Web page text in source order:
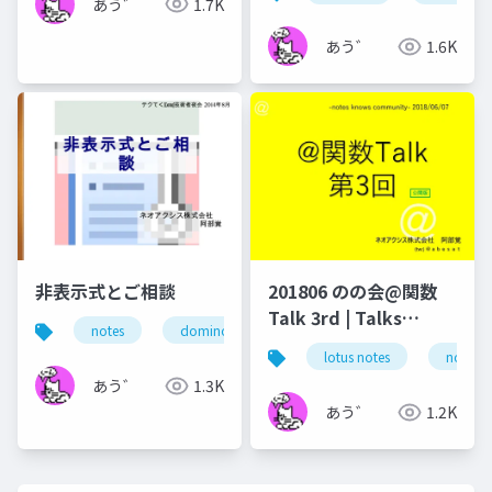
あう゛ 1.6K
非表示式とご相談
notes domino ノーツ ドミノ
あう゛ 1.3K
201806 のの会@関数
Talk 3rd | Talks
around @Functions
in Notes and Domino
lotus notes notes
あう゛ 1.2K